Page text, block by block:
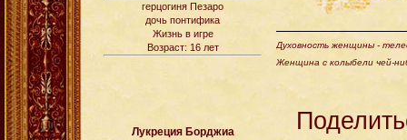
герцогиня Пезаро
дочь понтифика
Жизнь в игре
Возраст: 16 лет
Духовность женщины -
Женщина с колыбели чей-
Лукреция Борджиа